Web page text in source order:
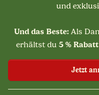
und
Und das Beste: Als
erhältst du 5 % Rabatt
Jetzt